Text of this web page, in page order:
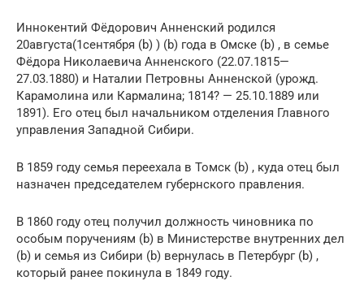
Иннокентий Фёдорович Анненский родился
20августа(1сентября (b) ) (b) года в Омске (b) , в семье
Фёдора Николаевича Анненского (22.07.1815—
27.03.1880) и Наталии Петровны Анненской (урожд.
Карамолина или Кармалина; 1814? — 25.10.1889 или
1891). Его отец был начальником отделения Главного
управления Западной Сибири.
В 1859 году семья переехала в Томск (b) , куда отец был
назначен председателем губернского правления.
В 1860 году отец получил должность чиновника по
особым поручениям (b) в Министерстве внутренних дел
(b) и семья из Сибири (b) вернулась в Петербург (b) ,
который ранее покинула в 1849 году.